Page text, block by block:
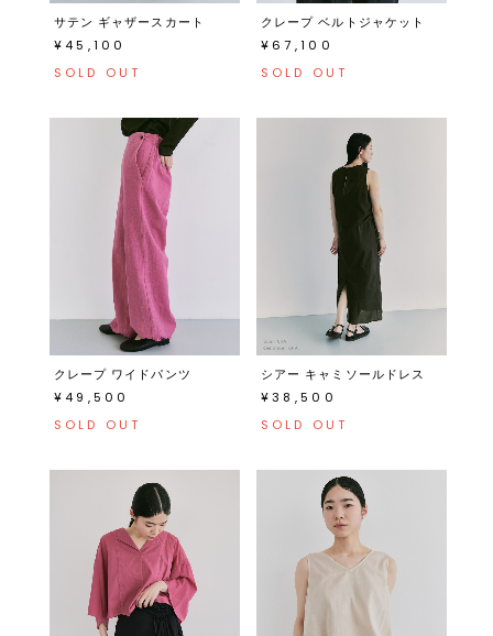
サテン ギャザースカート
¥45,100
SOLD OUT
クレープ ベルトジャケット
¥67,100
SOLD OUT
クレープ ワイドパンツ
¥49,500
SOLD OUT
シアー キャミソールドレス
¥38,500
SOLD OUT